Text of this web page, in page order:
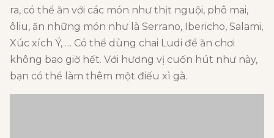
ra, có thể ăn với các món như thịt nguội, phô mai,
ôliu, ăn những món như là Serrano, Ibericho, Salami,
Xúc xích Ý, … Có thể dùng chai Ludi để ăn chơi
không bao giờ hết. Với hương vị cuốn hút như này,
bạn có thể làm thêm một điếu xì gà.